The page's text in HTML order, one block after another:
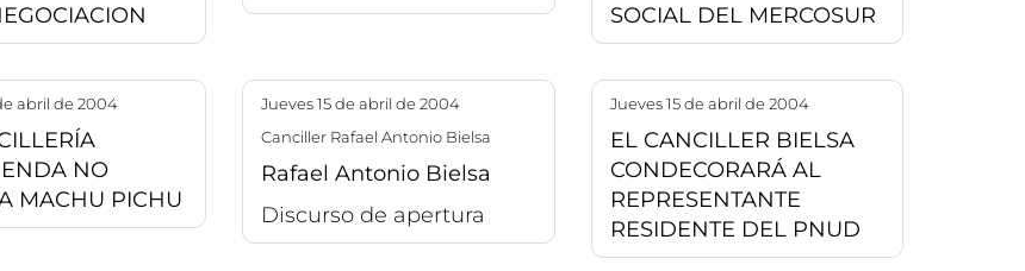
SOCIAL DEL MERCOSUR
abril de 2004
NO
MACHU PICHU
jueves 15 de abril de 2004
Canciller Rafael Antonio Bielsa
Rafael Antonio Bielsa
Discurso de apertura
jueves 15 de abril de 2004
EL CANCILLER BIELSA
CONDECORARÁ AL
REPRESENTANTE
RESIDENTE DEL PNUD